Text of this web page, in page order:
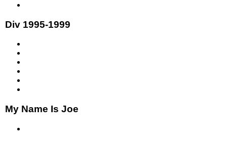
Div 1995-1999
My Name Is Joe